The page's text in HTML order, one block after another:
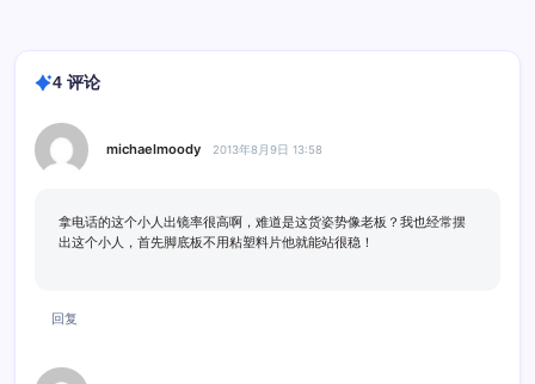
4 评论
michaelmoody 2013年8月9日 13:58
拿电话的这个小人出镜率很高啊，难道是这货姿势像老板？我也经常摆
出这个小人，首先脚底板不用粘塑料片他就能站很稳！
回复